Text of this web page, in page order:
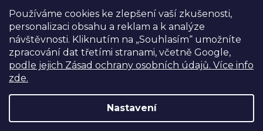
Používáme cookies ke zlepšení vaší zkušenosti,
personalizaci obsahu a reklam a k analýze
návštěvnosti. Kliknutím na „Souhlasím“ umožníte
zpracování dat třetími stranami, včetně Google,
podle jejich Zásad ochrany osobních údajů. Více info
zde.
Nastavení
Copyright 2026FILM-TECHNIKA. Všechna práva vyhrazena.
Upravit nastavení cookies